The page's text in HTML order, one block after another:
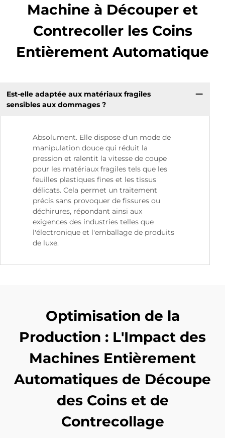
Machine à Découper et
Contrecoller les Coins
Entièrement Automatique
Est-elle adaptée aux matériaux fragiles
sensibles aux dommages ?
Absolument. Elle dispose d'un mode de
manipulation douce qui réduit la
pression et ralentit la vitesse de coupe
pour les matériaux fragiles tels que les
feuilles plastiques fines et les tissus
délicats. Cela permet un traitement
précis sans provoquer de fissures ou
déchirures, répondant ainsi aux
exigences des industries telles que
l'électronique et l'emballage de produits
de luxe.
Optimisation de la
Production : L'Impact des
Machines Entièrement
Automatiques de Découpe
des Coins et de
Contrecollage